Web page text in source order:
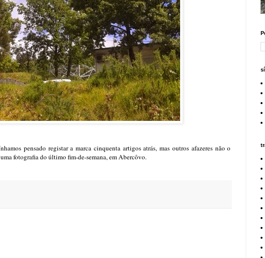
pensado registar a marca cinquenta artigos atrás, mas outros afazeres não o
fotografia do último fim-de-semana, em Abercôvo.